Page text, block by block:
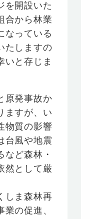
を開設いた
合から林業
なっている
たしますの
いと存じま
原発事故か
ますが、い
物質の影響
台風や地震
など森林・
然として厳
しま森林再
の促進、